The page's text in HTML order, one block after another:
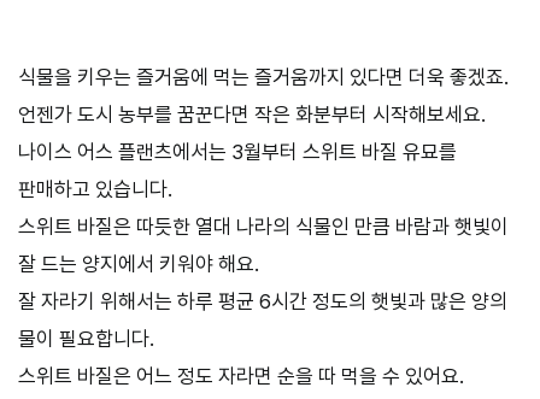
식물을 키우는 즐거움에 먹는 즐거움까지 있다면 더욱 좋겠죠.
언젠가 도시 농부를 꿈꾼다면 작은 화분부터 시작해보세요.
나이스 어스 플랜츠에서는 3월부터 스위트 바질 유묘를
판매하고 있습니다.
스위트 바질은 따듯한 열대 나라의 식물인 만큼 바람과 햇빛이
잘 드는 양지에서 키워야 해요.
잘 자라기 위해서는 하루 평균 6시간 정도의 햇빛과 많은 양의
물이 필요합니다.
스위트 바질은 어느 정도 자라면 순을 따 먹을 수 있어요.